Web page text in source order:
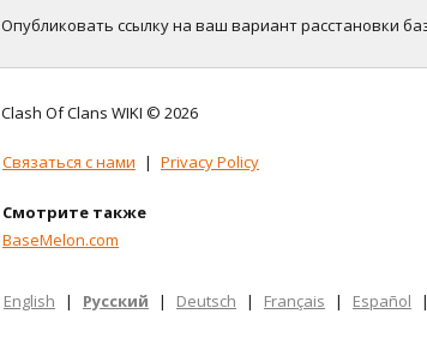
Опубликовать ссылку на ваш вариант расстановки
Clash Of Clans WIKI © 2026
Связаться с нами | Privacy Policy
Смотрите также
BaseMelon.com
English | Русский | Deutsch | Français | Español |